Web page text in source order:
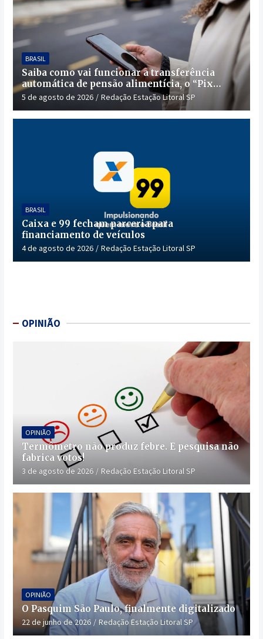
BRASIL
Saiba como vai funcionar a transferência
automática de pensão alimentícia, o “Pix
Pensão”
5 de agosto de 2026 Redação Estação Litoral SP
BRASIL
Caixa e 99 fecham parceria para
financiamento de veículos
4 de agosto de 2026 Redação Estação Litoral SP
OPINIÃO
OPINIÃO
Termômetro não produz febre. E pesquisa não
fabrica votos!
3 de agosto de 2026 Redação Estação Litoral SP
OPINIÃO
O Pasquim São Paulo, finalmente digitalizado
22 de junho de 2026 Redação Estação Litoral SP